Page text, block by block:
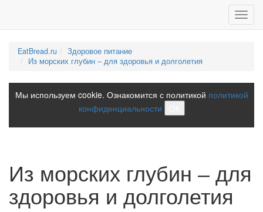
EatBread.ru
Здоровое питание
Из морских глубин – для здоровья и долголетия
Мы используем cookie. Ознакомится с политикой политикой
конфиденциальности
Из морских глубин – для
здоровья и долголетия